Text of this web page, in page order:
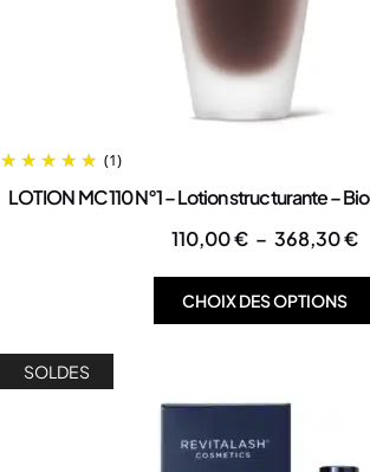
(1)
LOTION MC 110 N°1 – Lotion structurante –
110,00€ – 368,30€
CHOIX DES OPTIONS
SOLDES